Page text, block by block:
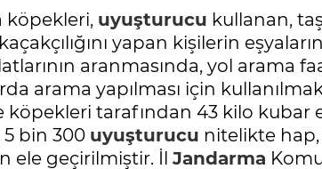
köpekleri, uyuşturucu kullanan,
yapan kişilerin
aranmasında, yol arama
arama yapılması için
köpekleri tarafından 43 kilo kubar
bin 300 uyuşturucu nitelikte
ele geçirilmiştir. İl Jandarma